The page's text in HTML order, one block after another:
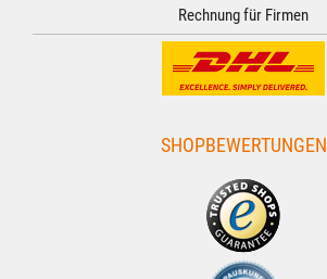
Rechnung für Firmen
SHOPBEWERTUNGEN